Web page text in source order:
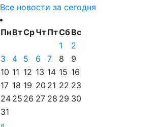
Все новости за сегодня
ПнВтСрЧтПтСбВс
1
2
3
4 5 6 7 8
9
10 11 12 13 14 15 16
17 18 19 20 21 22 23
24 25 26 27 28 29 30
31